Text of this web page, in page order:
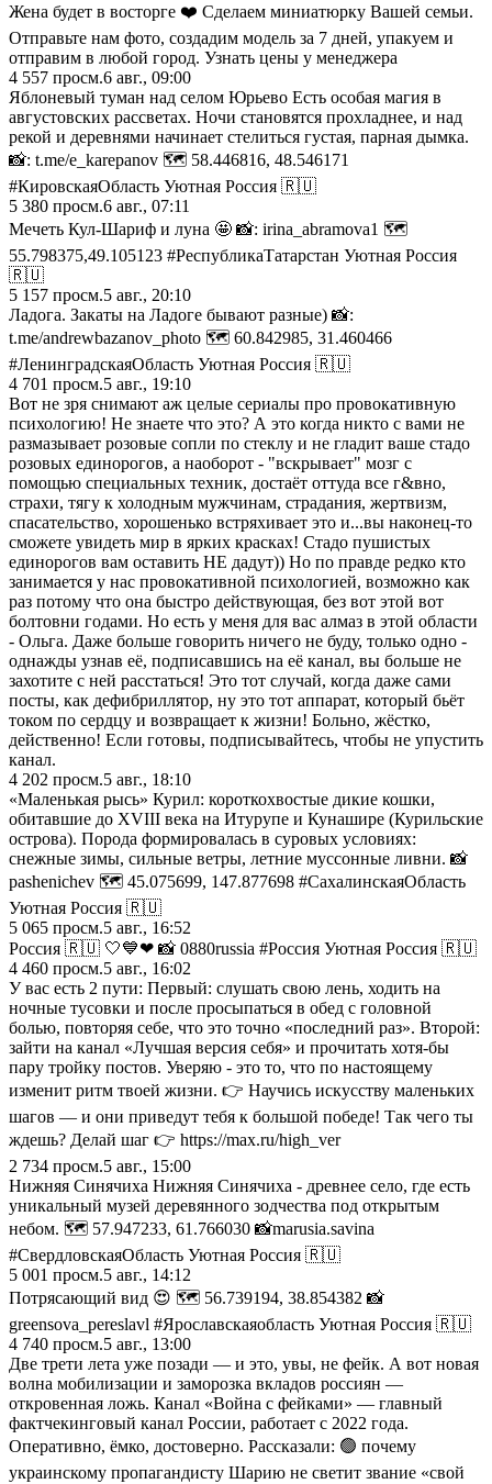
Жена будет в восторге ❤️ Сделаем миниатюрку Вашей семьи.
Отправьте нам фото, создадим модель за 7 дней, упакуем и
отправим в любой город. Узнать цены у менеджера
4 557 просм.6 авг., 09:00
Яблоневый туман над селом Юрьево Есть особая магия в
августовских рассветах. Ночи становятся прохладнее, и над
рекой и деревнями начинает стелиться густая, парная дымка.
📸: t.me/e_karepanov 🗺️ 58.446816, 48.546171
#КировскаяОбласть Уютная Россия 🇷🇺
5 380 просм.6 авг., 07:11
Мечеть Кул-Шариф и луна 🤩 📸: irina_abramova1 🗺️
55.798375,49.105123 #РеспубликаТатарстан Уютная Россия
🇷🇺
5 157 просм.5 авг., 20:10
Ладога. Закаты на Ладоге бывают разные) 📸:
t.me/andrewbazanov_photo 🗺️ 60.842985, 31.460466
#ЛенинградскаяОбласть Уютная Россия 🇷🇺
4 701 просм.5 авг., 19:10
Вот не зря снимают аж целые сериалы про провокативную
психологию! Не знаете что это? А это когда никто с вами не
размазывает розовые сопли по стеклу и не гладит ваше стадо
розовых единорогов, а наоборот - "вскрывает" мозг с
помощью специальных техник, достаёт оттуда все г&вно,
страхи, тягу к холодным мужчинам, страдания, жертвизм,
спасательство, хорошенько встряхивает это и...вы наконец-то
сможете увидеть мир в ярких красках! Стадо пушистых
единорогов вам оставить НЕ дадут)) Но по правде редко кто
занимается у нас провокативной психологией, возможно как
раз потому что она быстро действующая, без вот этой вот
болтовни годами. Но есть у меня для вас алмаз в этой области
- Ольга. Даже больше говорить ничего не буду, только одно -
однажды узнав её, подписавшись на её канал, вы больше не
захотите с ней расстаться! Это тот случай, когда даже сами
посты, как дефибриллятор, ну это тот аппарат, который бьёт
током по сердцу и возвращает к жизни! Больно, жёстко,
действенно! Если готовы, подписывайтесь, чтобы не упустить
канал.
4 202 просм.5 авг., 18:10
«Маленькая рысь» Курил: короткохвостые дикие кошки,
обитавшие до XVIII века на Итурупе и Кунашире (Курильские
острова). Порода формировалась в суровых условиях:
снежные зимы, сильные ветры, летние муссонные ливни. 📸
pashenichev 🗺️ 45.075699, 147.877698 #СахалинскаяОбласть
Уютная Россия 🇷🇺
5 065 просм.5 авг., 16:52
Россия 🇷🇺 🤍💙❤ 📸 0880russia #Россия Уютная Россия 🇷🇺
4 460 просм.5 авг., 16:02
У вас есть 2 пути: Первый: слушать свою лень, ходить на
ночные тусовки и после просыпаться в обед с головной
болью, повторяя себе, что это точно «последний раз». Второй:
зайти на канал «Лучшая версия себя» и прочитать хотя-бы
пару тройку постов. Уверяю - это то, что по настоящему
изменит ритм твоей жизни. 👉 Научись искусству маленьких
шагов — и они приведут тебя к большой победе! Так чего ты
ждешь? Делай шаг 👉 https://max.ru/high_ver
2 734 просм.5 авг., 15:00
Нижняя Синячиха Нижняя Синячиха - древнее село, где есть
уникальный музей деревянного зодчества под открытым
небом. 🗺️ 57.947233, 61.766030 📸marusia.savina
#СвердловскаяОбласть Уютная Россия 🇷🇺
5 001 просм.5 авг., 14:12
Потрясающий вид 😍 🗺️ 56.739194, 38.854382 📸
greensova_pereslavl #Ярославскаяобласть Уютная Россия 🇷🇺
4 740 просм.5 авг., 13:00
Две трети лета уже позади — и это, увы, не фейк. А вот новая
волна мобилизации и заморозка вкладов россиян —
откровенная ложь. Канал «Война с фейками» — главный
фактчекинговый канал России, работает с 2022 года.
Оперативно, ёмко, достоверно. Рассказали: 🟢 почему
украинскому пропагандисту Шарию не светит звание «свой